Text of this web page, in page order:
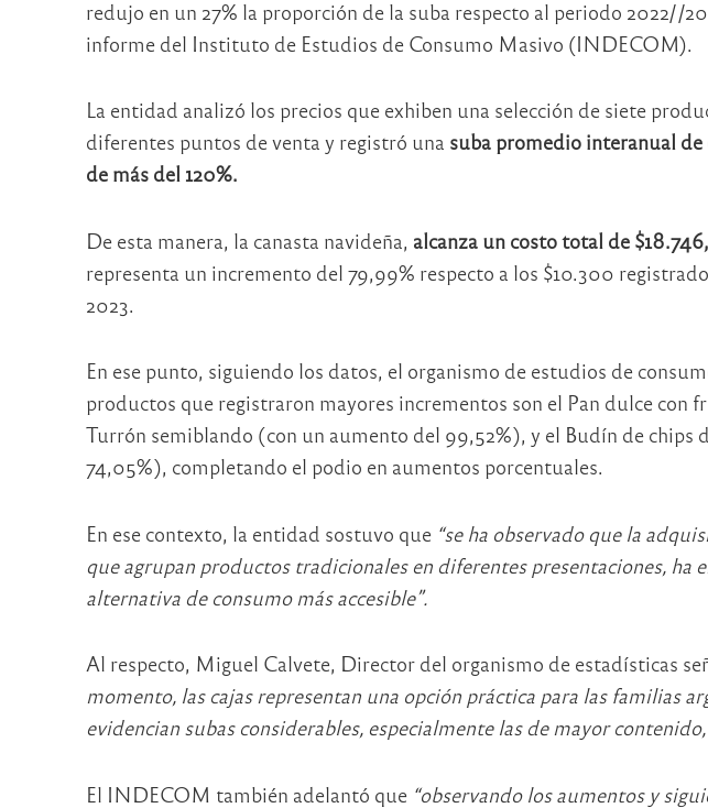
redujo en un 27% la proporción de la suba respecto al periodo 2022//
informe del Instituto de Estudios de Consumo Masivo (INDECOM).
La entidad analizó los precios que exhiben una selección de siete
diferentes puntos de venta y registró una suba promedio interanual
de más del 120%.
De esta manera, la canasta navideña, alcanza un costo total de
representa un incremento del 79,99% respecto a los $10.300
2023.
En ese punto, siguiendo los datos, el organismo de estudios de
productos que registraron mayores incrementos son el Pan dulce con
Turrón semiblando (con un aumento del 99,52%), y el Budín de chips
74,05%), completando el podio en aumentos porcentuales.
En ese contexto, la entidad sostuvo que“se ha observado que la
que agrupan productos tradicionales en diferentes presentaciones, ha
alternativa de consumo más accesible”.
Al respecto, Miguel Calvete, Director del organismo de estadísticas
momento, las cajas representan una opción práctica para las familias
evidencian subas considerables, especialmente las de mayor
El INDECOM también adelantó que“observando los aumentos y